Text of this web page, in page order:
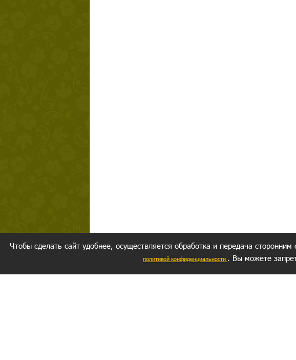
Чтобы сделать сайт удобнее, осуществляется обработка и передача
политикой конфиденциальности . Вы можете